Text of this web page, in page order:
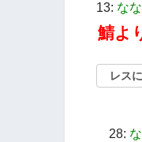
13: な
鯖よ
レス
28: